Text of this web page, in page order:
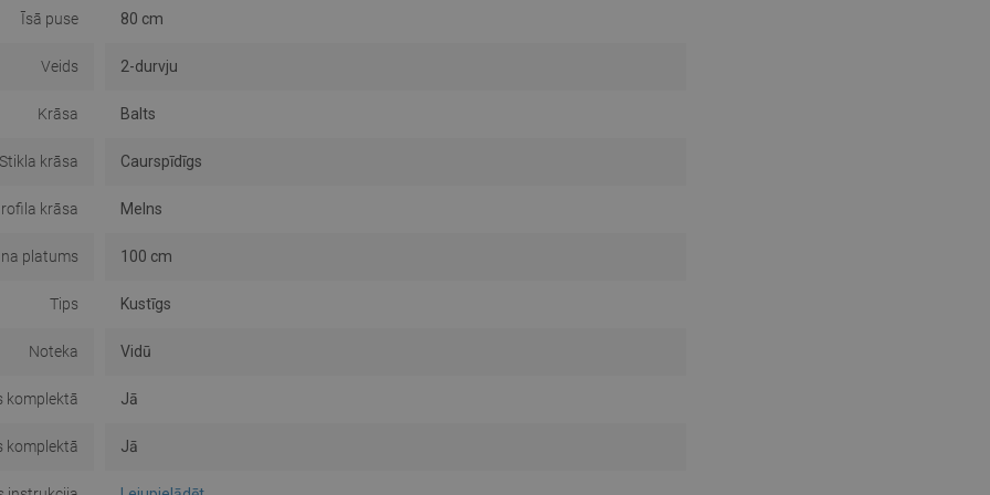
Īsā puse 80 cm
Veids 2-durvju
Krāsa Balts
krāsa Caurspīdīgs
krāsa Melns
platums 100 cm
Tips Kustīgs
Noteka Vidū
komplektā Jā
komplektā Jā